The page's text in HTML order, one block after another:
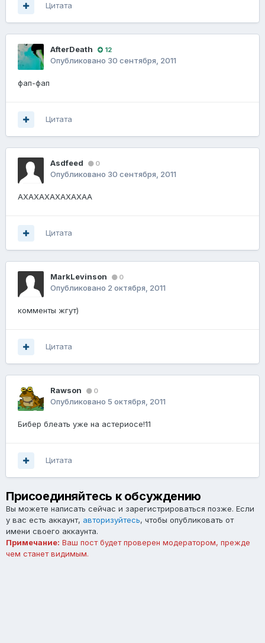
Цитата
AfterDeath 12
Опубликовано 30 сентября, 2011
фап-фап
Цитата
Asdfeed 0
Опубликовано 30 сентября, 2011
АХАХАХАХАХАХАА
Цитата
MarkLevinson 0
Опубликовано 2 октября, 2011
комменты жгут)
Цитата
Rawson 0
Опубликовано 5 октября, 2011
Бибер блеать уже на астериосе!11
Цитата
Присоединяйтесь к обсуждению
Вы можете написать сейчас и зарегистрироваться позже. Если
у вас есть аккаунт, авторизуйтесь, чтобы опубликовать от
имени своего аккаунта.
Примечание: Ваш пост будет проверен модератором, прежде
чем станет видимым.